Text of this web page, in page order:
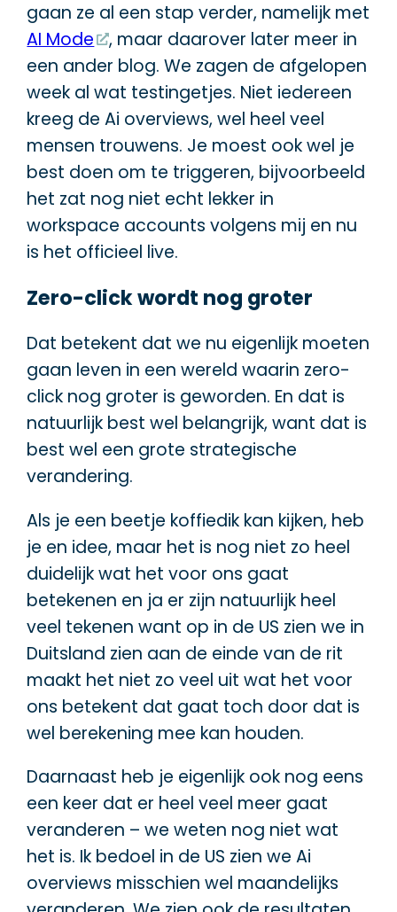
gaan ze al een stap verder, namelijk met
AI Mode
, maar daarover later meer in
een ander blog. We zagen de afgelopen
week al wat testingetjes. Niet iedereen
kreeg de Ai overviews, wel heel veel
mensen trouwens. Je moest ook wel je
best doen om te triggeren, bijvoorbeeld
het zat nog niet echt lekker in
workspace accounts volgens mij en nu
is het officieel live.
Zero-click wordt nog groter
Dat betekent dat we nu eigenlijk moeten
gaan leven in een wereld waarin zero-
click nog groter is geworden. En dat is
natuurlijk best wel belangrijk, want dat is
best wel een grote strategische
verandering.
Als je een beetje koffiedik kan kijken, heb
je en idee, maar het is nog niet zo heel
duidelijk wat het voor ons gaat
betekenen en ja er zijn natuurlijk heel
veel tekenen want op in de US zien we in
Duitsland zien aan de einde van de rit
maakt het niet zo veel uit wat het voor
ons betekent dat gaat toch door dat is
wel berekening mee kan houden.
Daarnaast heb je eigenlijk ook nog eens
een keer dat er heel veel meer gaat
veranderen – we weten nog niet wat
het is. Ik bedoel in de US zien we Ai
overviews misschien wel maandelijks